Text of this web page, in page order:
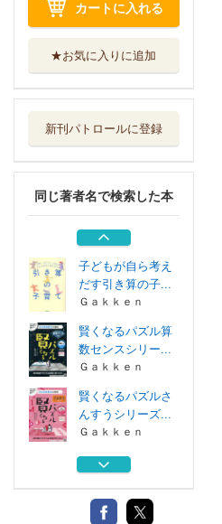
カートに入れる
★お気に入りに追加
新刊パトロールに登録
同じ著者名で検索した本
賢くなるパズルさ
んすうシリーズ...
賢くなるパズルさ
Ｇａｋｋｅｎ
プレ算数と国語を
同時に伸ばすパ...
小学館
子どもが自ら考え
だす引き算の子...
Ｇａｋｋｅｎ
賢くなるパズル算
数センスシリー...
Ｇａｋｋｅｎ
賢くなるパズルさ
んすうシリーズ...
Ｇａｋｋｅｎ
賢くなるパズルさ
Ｇａｋｋｅｎ